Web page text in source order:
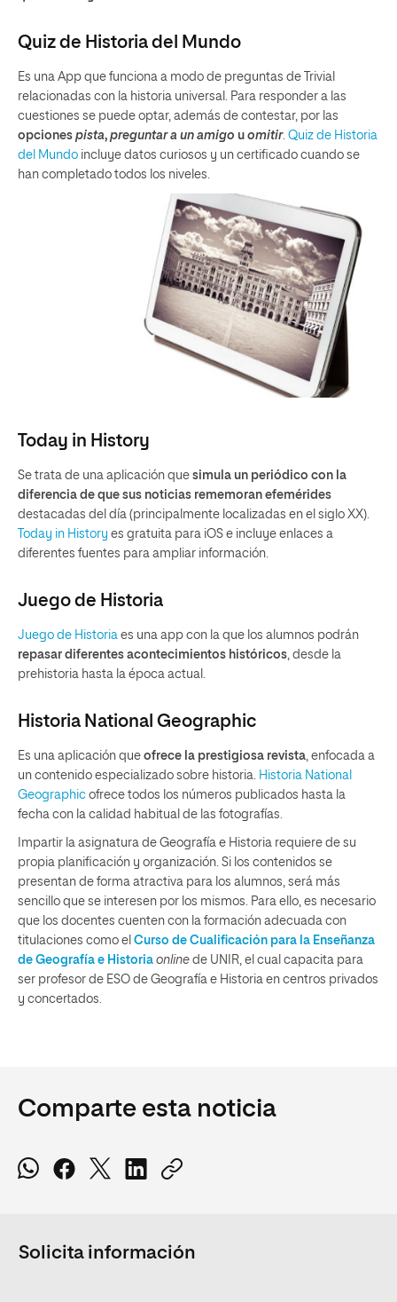
Quiz de Historia del Mundo
Es una App que funciona a modo de preguntas de Trivial
relacionadas con la historia universal. Para responder a las
cuestiones se puede optar, además de contestar, por las
opciones pista, preguntar a un amigo u omitir. Quiz de Historia
del Mundo incluye datos curiosos y un certificado cuando se
han completado todos los niveles.
Today in History
Se trata de una aplicación que simula un periódico con la
diferencia de que sus noticias rememoran efemérides
destacadas del día (principalmente localizadas en el siglo XX).
Today in History es gratuita para iOS e incluye enlaces a
diferentes fuentes para ampliar información.
Juego de Historia
Juego de Historia es una app con la que los alumnos podrán
repasar diferentes acontecimientos históricos , desde la
prehistoria hasta la época actual.
Historia National Geographic
Es una aplicación que ofrece la prestigiosa revista , enfocada a
un contenido especializado sobre historia.
Historia National
Geographic ofrece todos los números publicados hasta la
fecha con la calidad habitual de las fotografías.
Impartir la asignatura de Geografía e Historia requiere de su
propia planificación y organización. Si los contenidos se
presentan de forma atractiva para los alumnos, será más
sencillo que se interesen por los mismos. Para ello, es necesario
que los docentes cuenten con la formación adecuada con
titulaciones como el Curso de Cualificación para la Enseñanza
de Geografía e Historia online de UNIR, el cual capacita para
ser profesor de ESO de Geografía e Historia en centros privados
y concertados.
Comparte esta noticia
Solicita información